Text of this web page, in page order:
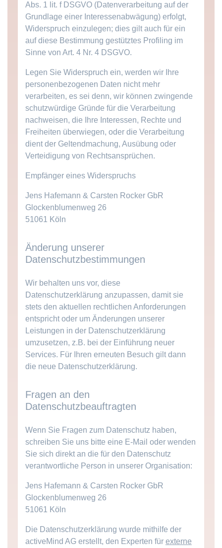
Abs. 1 lit. f DSGVO (Datenverarbeitung auf der
Grundlage einer Interessenabwägung) erfolgt,
Widerspruch einzulegen; dies gilt auch für ein
auf diese Bestimmung gestütztes Profiling im
Sinne von Art. 4 Nr. 4 DSGVO.
Legen Sie Widerspruch ein, werden wir Ihre
personenbezogenen Daten nicht mehr
verarbeiten, es sei denn, wir können zwingende
schutzwürdige Gründe für die Verarbeitung
nachweisen, die Ihre Interessen, Rechte und
Freiheiten überwiegen, oder die Verarbeitung
dient der Geltendmachung, Ausübung oder
Verteidigung von Rechtsansprüchen.
Empfänger eines Widerspruchs
Jens Hafemann & Carsten Rocker GbR
Glockenblumenweg 26
51061 Köln
Änderung unserer
Datenschutzbestimmungen
Wir behalten uns vor, diese
Datenschutzerklärung anzupassen, damit sie
stets den aktuellen rechtlichen Anforderungen
entspricht oder um Änderungen unserer
Leistungen in der Datenschutzerklärung
umzusetzen, z.B. bei der Einführung neuer
Services. Für Ihren erneuten Besuch gilt dann
die neue Datenschutzerklärung.
Fragen an den
Datenschutzbeauftragten
Wenn Sie Fragen zum Datenschutz haben,
schreiben Sie uns bitte eine E-Mail oder wenden
Sie sich direkt an die für den Datenschutz
verantwortliche Person in unserer Organisation:
Jens Hafemann & Carsten Rocker GbR
Glockenblumenweg 26
51061 Köln
Die Datenschutzerklärung wurde mithilfe der
activeMind AG erstellt, den Experten für externe